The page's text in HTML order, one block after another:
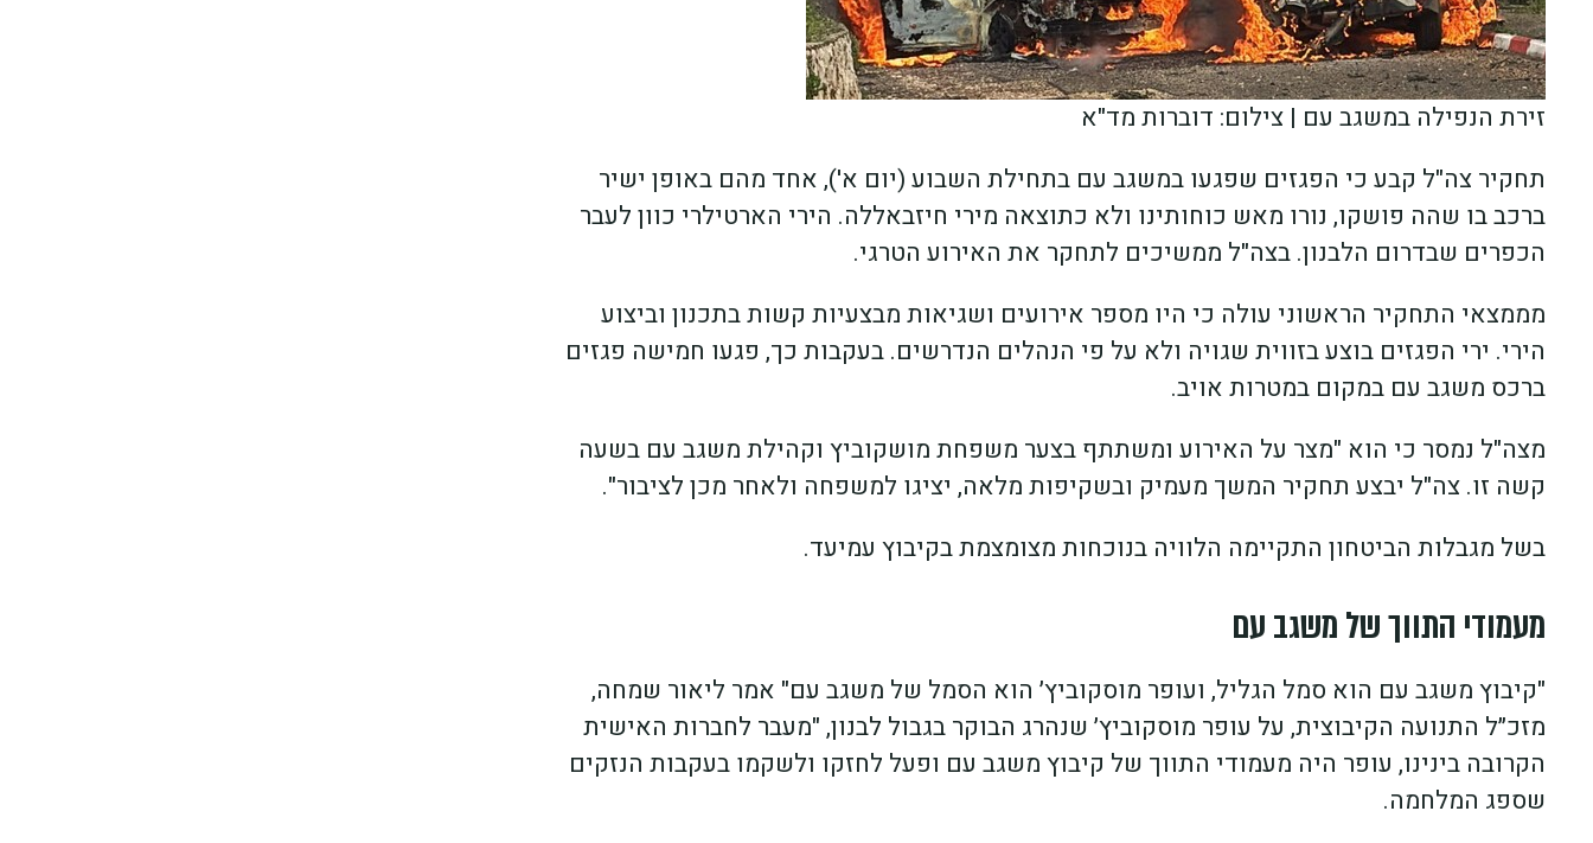
זירת הנפילה במשגב עם | צילום: דוברות מד"א
תחקיר צה"ל קבע כי הפגזים שפגעו במשגב עם בתחילת השבוע (יום א'), אחד מהם באופן ישיר
ברכב בו שהה פושקו, נורו מאש כוחותינו ולא כתוצאה מירי חיזבאללה. הירי הארטילרי כוון לעבר
הכפרים שבדרום הלבנון. בצה"ל ממשיכים לתחקר את האירוע הטרגי.
מממצאי התחקיר הראשוני עולה כי היו מספר אירועים ושגיאות מבצעיות קשות בתכנון וביצוע
הירי. ירי הפגזים בוצע בזווית שגויה ולא על פי הנהלים הנדרשים. בעקבות כך, פגעו חמישה פגזים
ברכס משגב עם במקום במטרות אויב.
מצה"ל נמסר כי הוא "מצר על האירוע ומשתתף בצער משפחת מושקוביץ וקהילת משגב עם בשעה
קשה זו. צה"ל יבצע תחקיר המשך מעמיק ובשקיפות מלאה, יציגו למשפחה ולאחר מכן לציבור".
בשל מגבלות הביטחון התקיימה הלוויה בנוכחות מצומצמת בקיבוץ עמיעד.
מעמודי התווך של משגב עם
"קיבוץ משגב עם הוא סמל הגליל, ועופר מוסקוביץ׳ הוא הסמל של משגב עם" אמר ליאור שמחה,
מזכ״ל התנועה הקיבוצית, על עופר מוסקוביץ׳ שנהרג הבוקר בגבול לבנון, "מעבר לחברות האישית
הקרובה בינינו, עופר היה מעמודי התווך של קיבוץ משגב עם ופעל לחזקו ולשקמו בעקבות הנזקים
שספג המלחמה.